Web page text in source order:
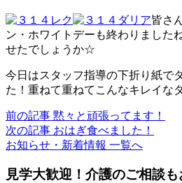
皆さ
ン・ホワイトデーも終わりました
せたでしょうか☆
今日はスタッフ指導の下折り紙で
た！重ねて重ねてこんなキレイな
前の記事 黙々と頑張ってます！
次の記事 おはぎ食べました！
お知らせ・新着情報 一覧へ
見学大歓迎！介護のご相談も